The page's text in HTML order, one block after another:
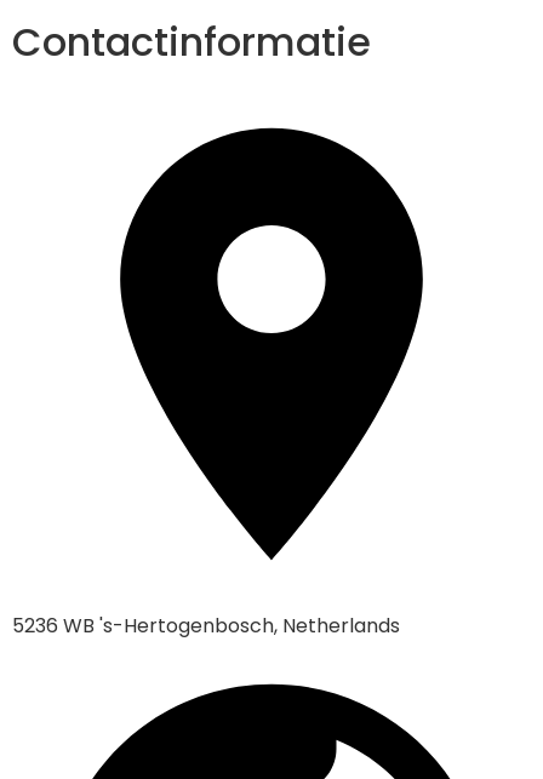
Contactinformatie
5236 WB 's-Hertogenbosch, Netherlands